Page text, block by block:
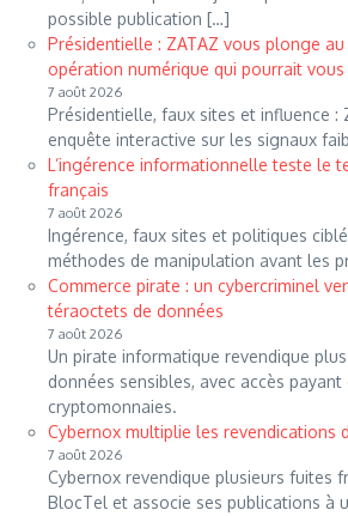
possible publication […]
Présidentielle : ZATAZ vous plonge
opération numérique qui pourrait
7 août 2026
Présidentielle, faux sites et influence :
enquête interactive sur les signaux
L’ingérence informationnelle teste le
français
7 août 2026
Ingérence, faux sites et politiques
méthodes de manipulation avant les
Commerce pirate : un cybercriminel
téraoctets de données
7 août 2026
Un pirate informatique revendique
données sensibles, avec accès
cryptomonnaies.
Cybernox multiplie les revendications
7 août 2026
Cybernox revendique plusieurs fuites
BlocTel et associe ses publications à